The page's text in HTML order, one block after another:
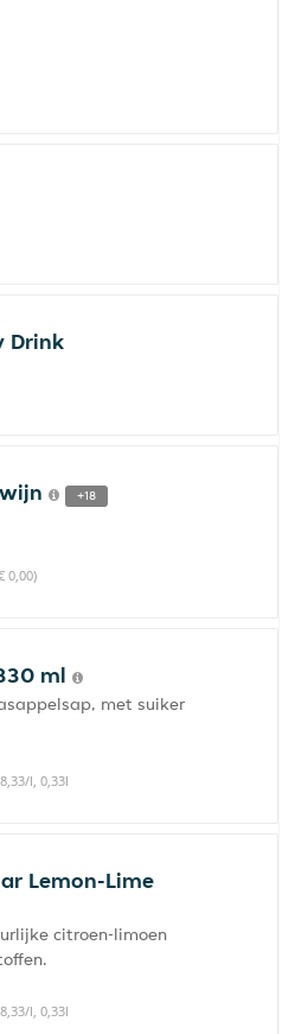
Drink
+18
0,00)
ml
met suiker
l, 0,33l
Lemon-Lime
citroen-limoen
l, 0,33l